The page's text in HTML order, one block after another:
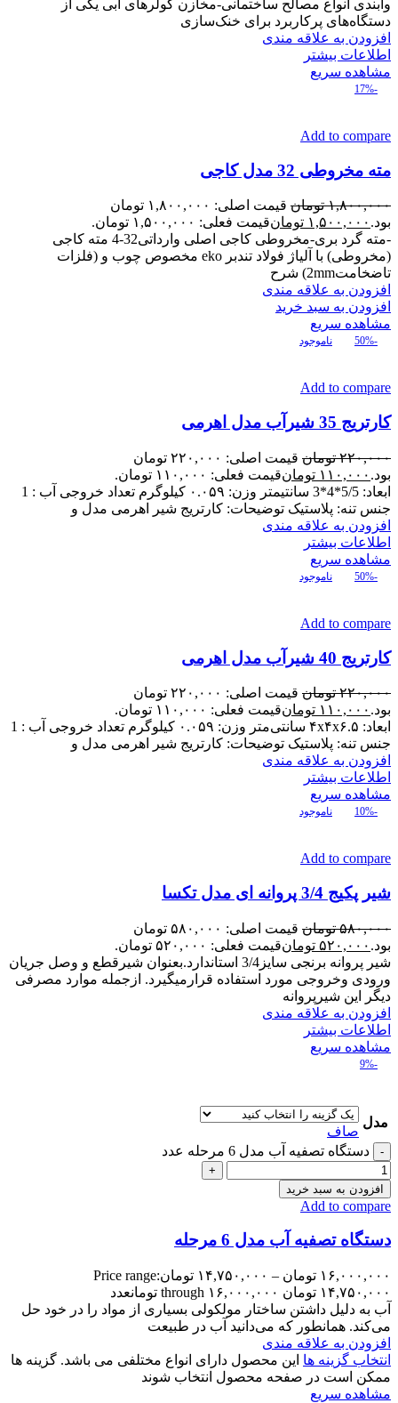
وآبندی انواع مصالح ساختمانی-مخازن کولرهای آبی یکی از
دستگاه‌های پرکاربرد برای خنک‌سازی
افزودن به علاقه مندی
اطلاعات بیشتر
مشاهده سریع
-17%
Add to compare
مته مخروطی 32 مدل کاجی
۱,۸۰۰,۰۰۰ تومان
قیمت اصلی: ۱,۸۰۰,۰۰۰ تومان
بود. ۱,۵۰۰,۰۰۰ تومانقیمت فعلی: ۱,۵۰۰,۰۰۰ تومان.
-مته گرد بری-مخروطی کاجی اصلی وارداتی32-4 مته کاجی
(مخروطی) با آلیاژ فولاد تندبر eko مخصوص چوب و (فلزات
تاضخامت2mm) شرح
افزودن به علاقه مندی
افزودن به سبد خرید
مشاهده سریع
-50% ناموجود
Add to compare
کارتریج 35 شیرآب مدل اهرمی
۲۲۰,۰۰۰ تومان
قیمت اصلی: ۲۲۰,۰۰۰ تومان
بود. ۱۱۰,۰۰۰ تومانقیمت فعلی: ۱۱۰,۰۰۰ تومان.
ابعاد: 5/5*4*3 سانتیمتر وزن: ۰.۰۵۹ کیلوگرم تعداد خروجی آب : 1
جنس تنه: پلاستیک توضیحات: کارتریج شیر اهرمی مدل و
افزودن به علاقه مندی
اطلاعات بیشتر
مشاهده سریع
-50% ناموجود
Add to compare
کارتریج 40 شیرآب مدل اهرمی
۲۲۰,۰۰۰ تومان
قیمت اصلی: ۲۲۰,۰۰۰ تومان
بود. ۱۱۰,۰۰۰ تومانقیمت فعلی: ۱۱۰,۰۰۰ تومان.
ابعاد: ۴x۴x۶.۵ سانتی‌متر وزن: ۰.۰۵۹ کیلوگرم تعداد خروجی آب : 1
جنس تنه: پلاستیک توضیحات: کارتریج شیر اهرمی مدل و
افزودن به علاقه مندی
اطلاعات بیشتر
مشاهده سریع
-10% ناموجود
Add to compare
شیر پکیج 3/4 پروانه ای مدل تکسا
۵۸۰,۰۰۰ تومان
قیمت اصلی: ۵۸۰,۰۰۰ تومان
بود. ۵۲۰,۰۰۰ تومانقیمت فعلی: ۵۲۰,۰۰۰ تومان.
شیر پروانه برنجی سایز3/4 استاندارد.بعنوان شیرقطع و وصل جریان
ورودی وخروجی مورد استفاده قرارمیگیرد. ازجمله موارد مصرفی
دیگر این شیرپروانه
افزودن به علاقه مندی
اطلاعات بیشتر
مشاهده سریع
-9%
مدل
صاف
دستگاه تصفیه آب مدل 6 مرحله عدد
افزودن به سبد خرید
Add to compare
دستگاه تصفیه آب مدل 6 مرحله
۱۶,۰۰۰,۰۰۰ تومان – ۱۴,۷۵۰,۰۰۰ تومانPrice range:
۱۴,۷۵۰,۰۰۰ تومان through ۱۶,۰۰۰,۰۰۰ تومان
عدد
آب به دلیل داشتن ساختار مولکولی بسیاری از مواد را در خود حل
می‌کند. همانطور که می‌دانید آب در طبیعت
افزودن به علاقه مندی
انتخاب گزینه ها این محصول دارای انواع مختلفی می باشد. گزینه ها
ممکن است در صفحه محصول انتخاب شوند
مشاهده سریع